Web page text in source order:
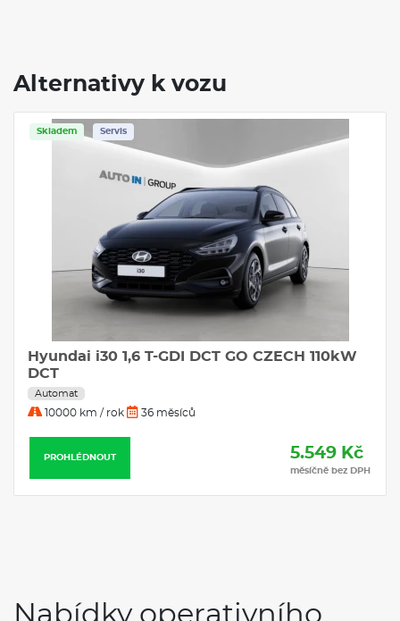
Alternativy k vozu
Skladem Servis
Hyundai i30 1,6 T-GDI DCT GO CZECH 110kW
DCT
Automat
10000 km / rok 36 měsíců
PROHLÉDNOUT 5.549 Kč
měsíčně bez DPH
Nabídky operativního